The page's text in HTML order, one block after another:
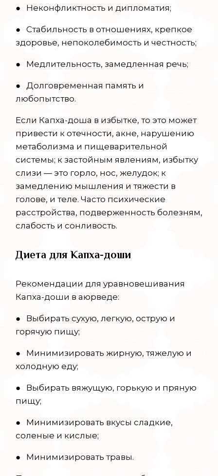
● Неконфликтность и дипломатия;
● Стабильность в отношениях, крепкое
здоровье, непоколебимость и честность;
● Медлительность, замедленная речь;
● Долговременная память и
любопытство.
Если Капха-доша в избытке, то это может
привести к отечности, акне, нарушению
метаболизма и пищеварительной
системы; к застойным явлениям, избытку
слизи — это горло, нос, желудок; к
замедлению мышления и тяжести в
голове, и теле. Часто психические
расстройства, подверженность болезням,
слабость и сонливость.
Диета для Капха-доши
Рекомендации для уравновешивания
Капха-доши в аюрведе:
● Выбирать сухую, легкую, острую и
горячую пищу;
● Минимизировать жирную, тяжелую и
холодную еду;
● Выбирать вяжущую, горькую и пряную
пищу;
● Минимизировать вкусы сладкие,
соленые и кислые;
● Минимизировать травы.